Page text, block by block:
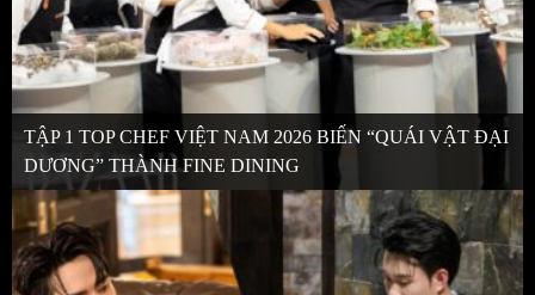
TẬP 1 TOP CHEF VIỆT NAM 2026 BIẾN “QUÁI VẬT ĐẠI
DƯƠNG” THÀNH FINE DINING